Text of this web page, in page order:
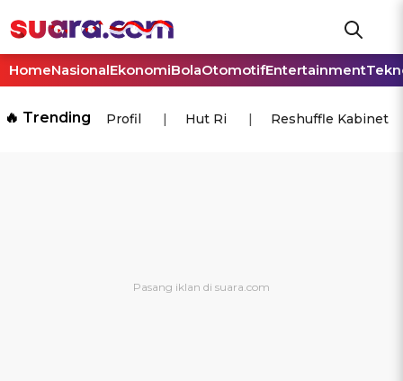
HomeNasionalEkonomiBolaOtomotifEntertainment
🔥 Trending Profil Hut Ri Reshuffle Kabinet